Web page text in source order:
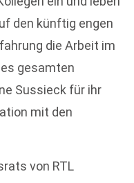
den künftig engen
die Arbeit im
gesamten
Sussieck für ihr
mit den
von RTL